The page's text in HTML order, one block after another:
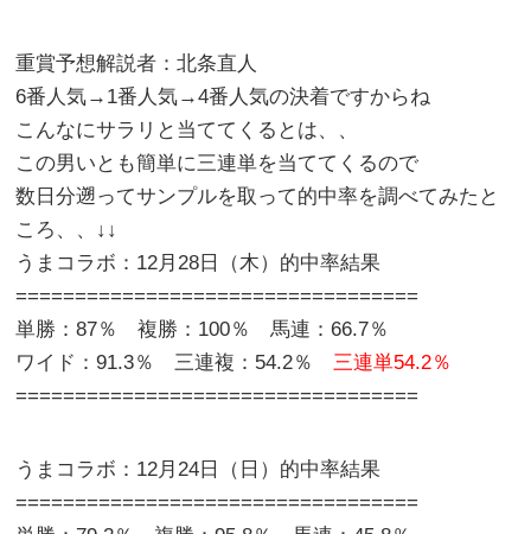
重賞予想解説者：北条直人
6番人気→1番人気→4番人気の決着ですからね
こんなにサラリと当ててくるとは、、
この男いとも簡単に三連単を当ててくるので
数日分遡ってサンプルを取って的中率を調べてみたと
ころ、、↓↓
うまコラボ：12月28日（木）的中率結果
==================================
単勝：87％ 複勝：100％ 馬連：66.7％
ワイド：91.3％ 三連複：54.2％ 三連単54.2％
==================================
うまコラボ：12月24日（日）的中率結果
==================================